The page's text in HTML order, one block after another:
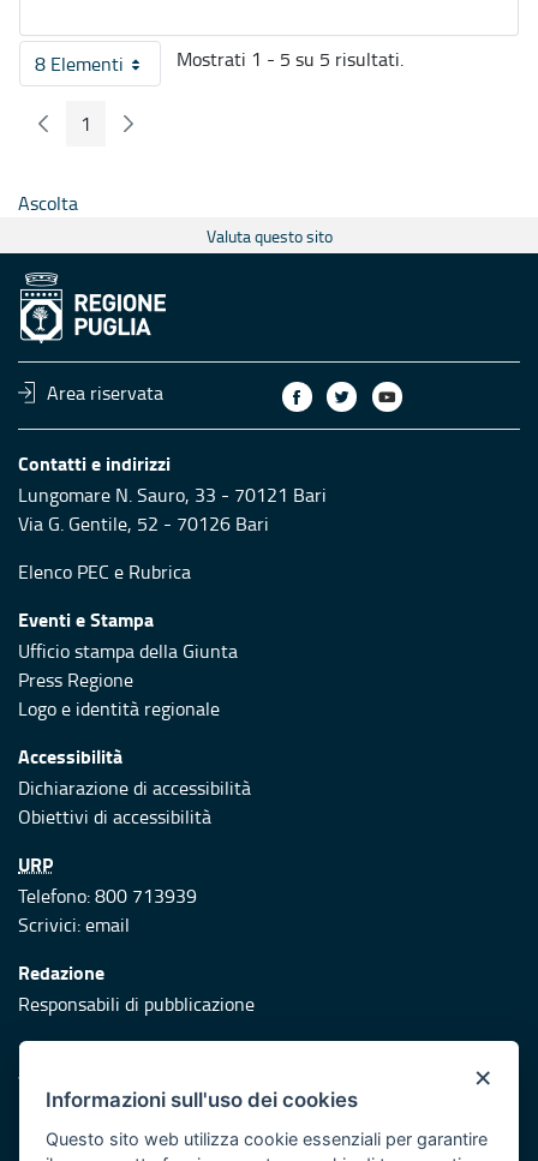
8 ElementiPer pagina
Mostrati 1 - 5 su 5 risultati.
Pagina Precedente
Pagina
1 Pagina Seguente
Ascolta
Valuta questo sito
Area riservata
Contatti e indirizzi
Lungomare N. Sauro, 33 - 70121 Bari
Via G. Gentile, 52 - 70126 Bari
Elenco PEC e Rubrica
Eventi e Stampa
Ufficio stampa della Giunta
Press Regione
Logo e identità regionale
Accessibilità
Dichiarazione di accessibilità
Obiettivi di accessibilità
URP
Telefono: 800 713939
Scrivici:email
Redazione
Responsabili di pubblicazione
Protezione civile
Vai al sito di Protezione Civile Puglia
Iniziativa finanziata con risorse del POR Puglia 2014/2020 -
×
Informazioni sull'uso dei cookies
Questo sito web utilizza cookie essenziali per garantire